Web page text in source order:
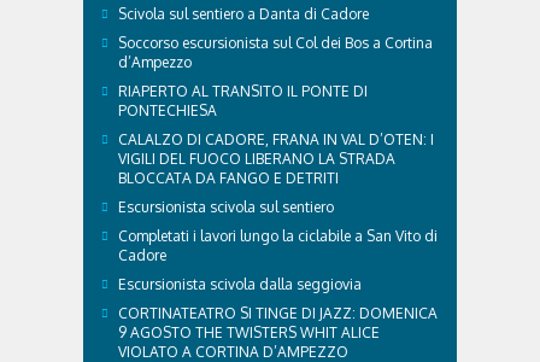
principali accorgimenti per aiutare i cani ad
affrontare il caldo in sicurezza e benessere...
Scivola sul sentiero a Danta di Cadore
Soccorso escursionista sul Col dei Bos a Cortina
d’Ampezzo
RIAPERTO AL TRANSITO IL PONTE DI
PONTECHIESA
CALALZO DI CADORE, FRANA IN VAL D’OTEN: I
VIGILI DEL FUOCO LIBERANO LA STRADA
BLOCCATA DA FANGO E DETRITI
Escursionista scivola sul sentiero
Completati i lavori lungo la ciclabile a San Vito di
Cadore
Escursionista scivola dalla seggiovia
CORTINATEATRO SI TINGE DI JAZZ: DOMENICA
9 AGOSTO THE TWISTERS WHIT ALICE
VIOLATO A CORTINA D’AMPEZZO